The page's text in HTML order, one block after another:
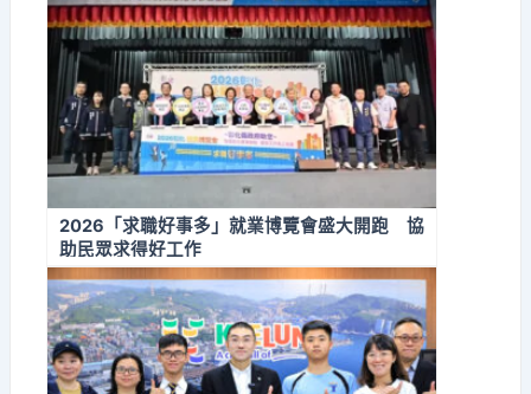
2026「求職好事多」就業博覽會盛大開跑 協
助民眾求得好工作